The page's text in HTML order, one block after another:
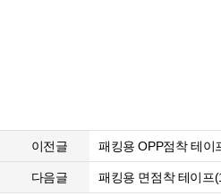
이전글 패킹용 OPP점착 테이
다음글 패킹용 면점착 테이프